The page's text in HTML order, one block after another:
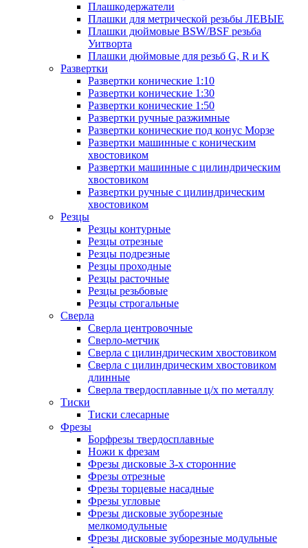
Плашкодержатели
Плашки для метрической резьбы ЛЕВЫЕ
Плашки дюймовые BSW/BSF резьба
Уитворта
Плашки дюймовые для резьб G, R и K
Развертки
Развертки конические 1:10
Развертки конические 1:30
Развертки конические 1:50
Развертки ручные разжимные
Развертки конические под конус Морзе
Развертки машинные с коническим
хвостовиком
Развертки машинные с цилиндрическим
хвостовиком
Развертки ручные с цилиндрическим
хвостовиком
Резцы
Резцы контурные
Резцы отрезные
Резцы подрезные
Резцы проходные
Резцы расточные
Резцы резьбовые
Резцы строгальные
Сверла
Сверла центровочные
Сверло-метчик
Сверла с цилиндрическим хвостовиком
Сверла с цилиндрическим хвостовиком
длинные
Сверла твердосплавные ц/х по металлу
Тиски
Тиски слесарные
Фрезы
Борфрезы твердосплавные
Ножи к фрезам
Фрезы дисковые 3-х сторонние
Фрезы отрезные
Фрезы торцевые насадные
Фрезы угловые
Фрезы дисковые зуборезные
мелкомодульные
Фрезы дисковые зуборезные модульные